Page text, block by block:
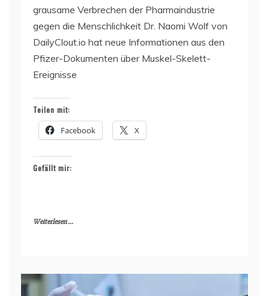
grausame Verbrechen der Pharmaindustrie
gegen die Menschlichkeit Dr. Naomi Wolf von
DailyClout.io hat neue Informationen aus den
Pfizer-Dokumenten über Muskel-Skelett-
Ereignisse
Teilen mit:
Facebook X
Gefällt mir:
Weiterlesen ...